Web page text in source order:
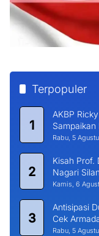
Terpopuler
1
AKBP
Sampaikan
Rabu, 5
2
Kisah Prof.
Nagari
Universitas
Kamis, 6
3
Antisipasi
Cek
Rabu, 5